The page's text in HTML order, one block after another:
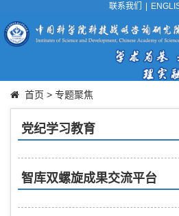
联系我们
首页 > 专题聚焦
党纪学习教育
智库双螺旋成果交流平台